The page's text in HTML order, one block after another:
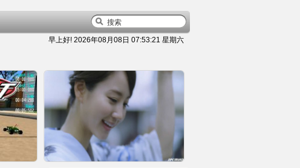
早上好! 2026年08月08日 07:53:22 星期六